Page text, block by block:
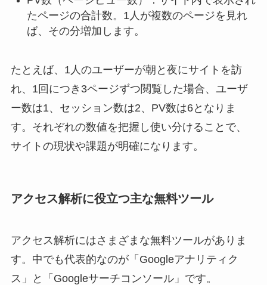
たページの合計数。1人が複数のページを見れ
ば、その分増加します。
たとえば、1人のユーザーが朝と夜にサイトを訪
れ、1回につき3ページずつ閲覧した場合、ユーザ
ー数は1、セッション数は2、PV数は6となりま
す。それぞれの数値を把握し使い分けることで、
サイトの現状や課題が明確になります。
アクセス解析に役立つ主な無料ツール
アクセス解析にはさまざまな無料ツールがありま
す。中でも代表的なのが「Googleアナリティク
ス」と「Googleサーチコンソール」です。